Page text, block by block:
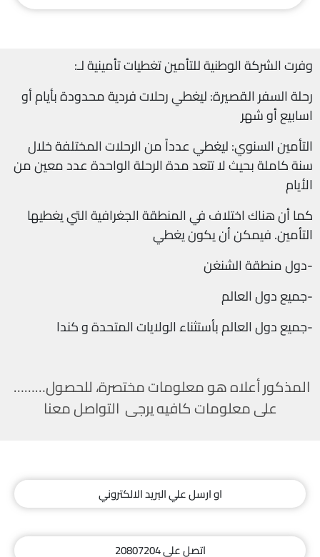
:وفرت الشركة الوطنية للتأمين تغطيات تأمينية لـ
رحلة السفر القصيرة: ليغطي رحلات فردية محدودة بأيام أو
اسابيع أو شهر
التأمين السنوي: ليغطي عدداً من الرحلات المختلفة خلال
سنة كاملة بحيث لا تتعد مدة الرحلة الواحدة عدد معين من
الأيام
كما أن هناك اختلاف في المنطقة الجغرافية التي يغطيها
التأمين. فيمكن أن يكون يغطي
دول منطقة الشنغن-
جميع دول العالم-
جميع دول العالم بأستثناء الولايات المتحدة و كندا-
………المذكور أعلاه هو معلومات مختصرة، للحصول
على معلومات كافيه يرجى التواصل معنا
او ارسل علي البريد الالكتروني
اتصل علي 20807204